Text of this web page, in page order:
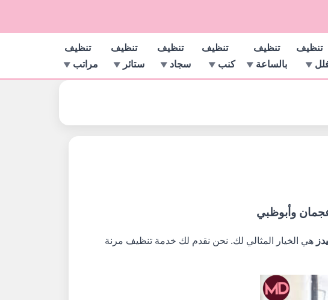
تنظيف
تنظيف
بالساعة
تنظيف
كنب
تنظيف
سجاد
تنظيف
ستائر
تنظيف
مراتب
وأبوظبي
هي الخيار المثالي لك. نحن نقدم لك خدمة تنظيف مرنة